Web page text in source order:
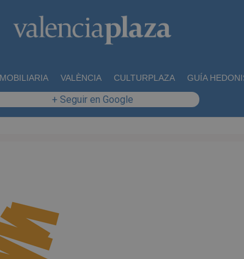
VALÈNCIA CULTURPLAZA GUÍA
+ Seguir en Google